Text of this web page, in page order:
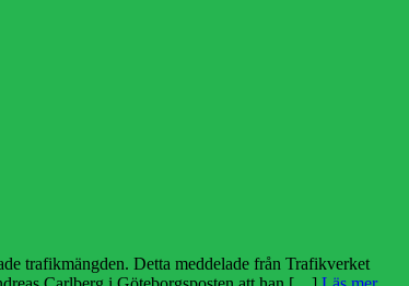
trafikmängden. Detta meddelade från Trafikverket